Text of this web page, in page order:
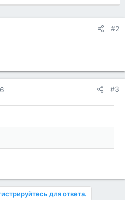
#2
#3
для ответа.